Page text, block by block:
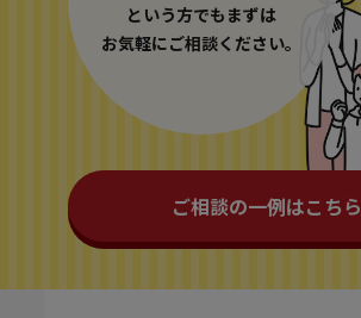
という方でもまずは
お気軽にご相談ください。
ご相談の一例はこちら